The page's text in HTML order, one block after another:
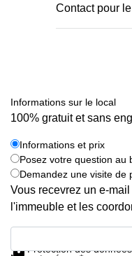
Contact pour
Informations sur le local
100% gratuit et sans
Informations et prix
Posez votre question au
Demandez une visite de
Vous recevrez un e-
l'immeuble et les
Protection des données